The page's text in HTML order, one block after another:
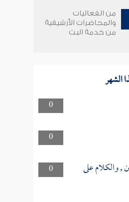
من الفعاليات
والمحاضرات الأرشيفية
من خدمة البث
الشهر
0
0
0
, والكلام على